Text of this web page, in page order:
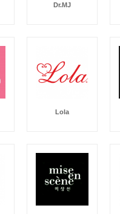
Dr.MJ
Lola